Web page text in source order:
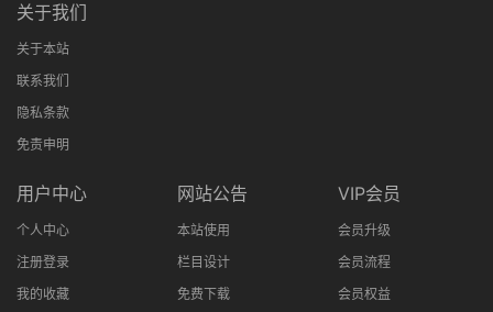
关于我们
关于本站
联系我们
隐私条款
免责申明
用户中心
个人中心
注册登录
我的收藏
网站公告
本站使用
栏目设计
免费下载
VIP会员
会员升级
会员流程
会员权益